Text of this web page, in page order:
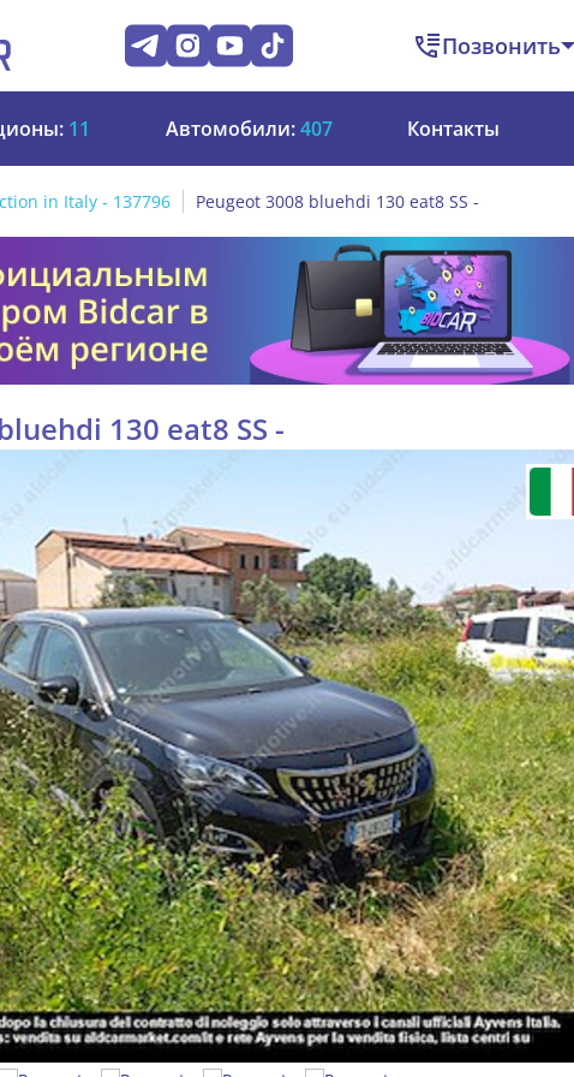
Позвонить
11 Автомобили:407 Контакты
in Italy - 137796 Peugeot 3008 bluehdi 130 eat8 SS -
130 eat8 SS -